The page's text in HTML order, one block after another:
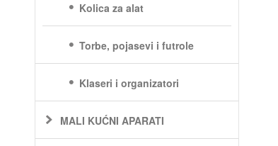
Kolica za alat
Torbe, pojasevi i futrole
Klaseri i organizatori
MALI KUĆNI APARATI